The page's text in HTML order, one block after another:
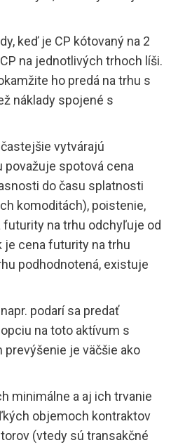
keď je CP kótovaný na 2
na jednotlivých trhoch líši.
ho predá na trhu s
náklady spojené s
vytvárajú
považuje spotová cena
do času splatnosti
komoditách), poistenie,
futurity na trhu odchyľuje od
je cena futurity na trhu
podhodnotená, existuje
podarí sa predať
na toto aktívum s
je väčšie ako
minimálne a aj ich trvanie
objemoch kontraktov
(vtedy sú transakčné